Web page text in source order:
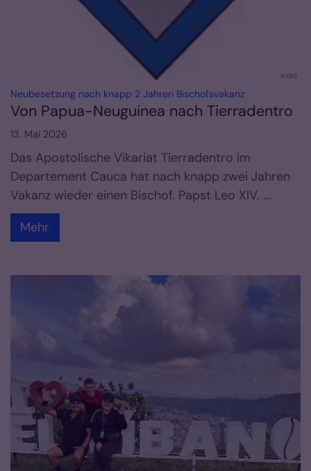
© CEC
Neubesetzung nach knapp 2 Jahren Bischofsvakanz:
Von Papua-Neuguinea nach Tierradentro
13. Mai 2026
Das Apostolische Vikariat Tierradentro im
Departement Cauca hat nach knapp zwei Jahren
Vakanz wieder einen Bischof. Papst Leo XIV. ...
Mehr